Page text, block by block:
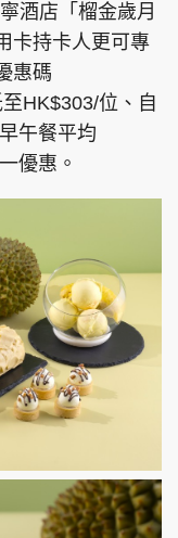
酒店「榴金歲月
卡持卡人更可專
惠碼
HK$303/位、自
午餐平均
優惠。